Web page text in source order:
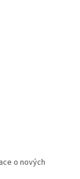
o nových